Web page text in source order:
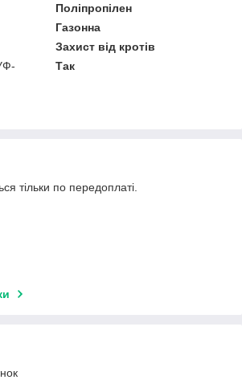
Поліпропілен
Газонна
Захист від кротів
Так
тільки по передоплаті.